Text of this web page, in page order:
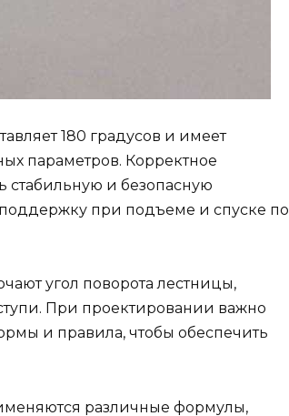
180 градусов и имеет
параметров. Корректное
стабильную и безопасную
при подъеме и спуске по
угол поворота лестницы,
При проектировании важно
и правила, чтобы обеспечить
различные формулы,